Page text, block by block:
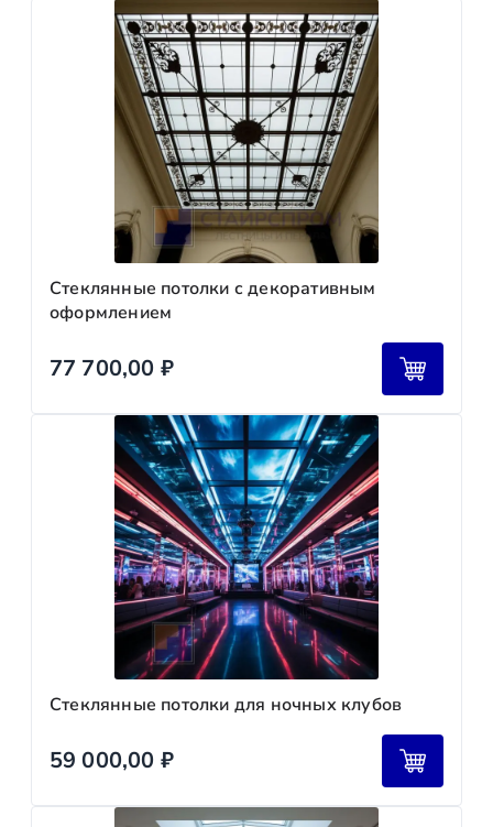
Стеклянные потолки с декоративным
оформлением
77 700,00 ₽
Стеклянные потолки для ночных клубов
59 000,00 ₽